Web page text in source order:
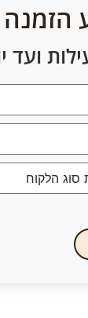
הזמנה
ועד